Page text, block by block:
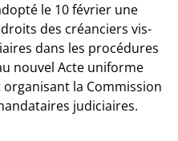
le 10 février une
des créanciers vis-
dans les procédures
nouvel Acte uniforme
la Commission
judiciaires.